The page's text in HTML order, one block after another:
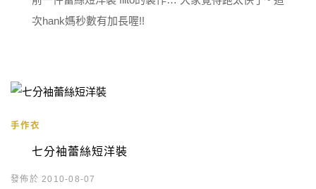
次hank媽秒數有加長喔!!
手作衣
七分袖蕾絲短洋裝
發佈於 2010-08-07